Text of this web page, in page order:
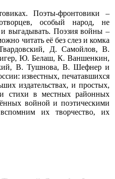
Поэты-фронтовики –
особый народ, не
выгадывать. Поэзия войны –
читать её без слез и комка
Д. Самойлов, В.
Ю. Белаш, К. Ваншенкин,
В. Тушнова, В. Шефнер и
известных, печатавшихся
издательствах, и простых,
стихи в местных районных
войной и поэтическими
их творчество, их